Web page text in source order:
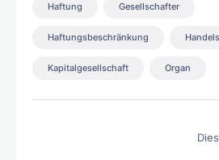
Haftung Gesellschafter
Haftungsbeschränkung
Kapitalgesellschaft Organ